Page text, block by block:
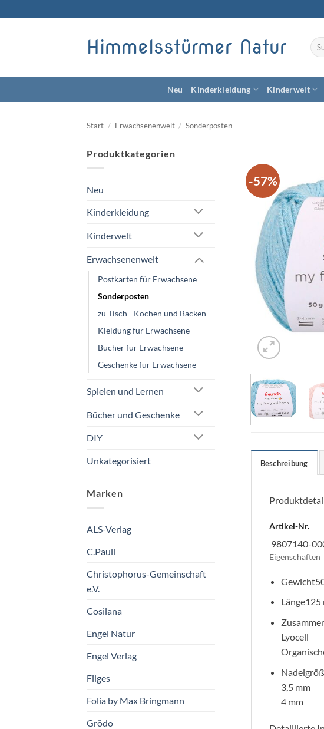
Inhalt
Himmelsstürmer Natur
nach:
Neu Kinderkleidung Kinderwelt
Start / Erwachsenenwelt / Sonderposten
Produktkategorien
Neu
Kinderkleidung
Kinderwelt
Erwachsenenwelt
Postkarten für Erwachsene
Sonderposten
zu Tisch - Kochen und Backen
Kleidung für Erwachsene
Bücher für Erwachsene
Geschenke für Erwachsene
Spielen und Lernen
Bücher und Geschenke
DIY
Unkategorisiert
Marken
ALS-Verlag
C.Pauli
Christophorus-Gemeinschaft
e.V.
Cosilana
Engel Natur
Engel Verlag
Filges
Folia by Max Bringmann
Grödo
-57%
Beschreibung
Artikel-Nr.
9807140-
Eigenschaften
Gewicht
Länge125
Lyocell
3,5 mm
4 mm